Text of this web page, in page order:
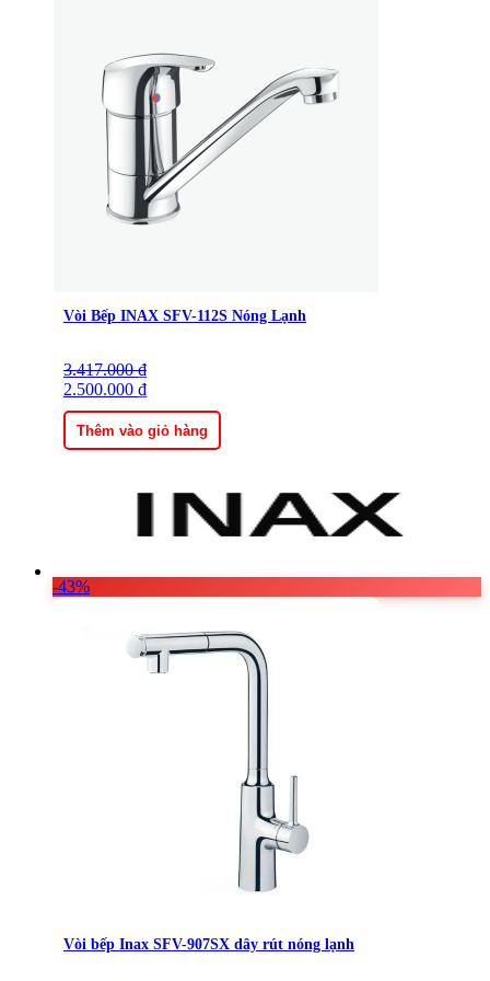
Vòi Bếp INAX SFV-112S Nóng Lạnh
3.417.000₫
Giá
gốc
là:
3.417.000 ₫.
2.500.000 ₫
Giá
hiện
tại
là:
2.500.000 ₫.
Thêm vào giỏ hàng
-43%
Vòi bếp Inax SFV-907SX dây rút nóng lạnh